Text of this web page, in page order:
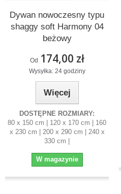
Dywan nowoczesny typu
shaggy soft Harmony 04
beżowy
Od 174,00 zł
Wysyłka: 24 godziny
Więcej
DOSTĘPNE ROZMIARY:
80 x 150 cm | 120 x 170 cm | 160
x 230 cm | 200 x 290 cm | 240 x
330 cm |
W magazynie